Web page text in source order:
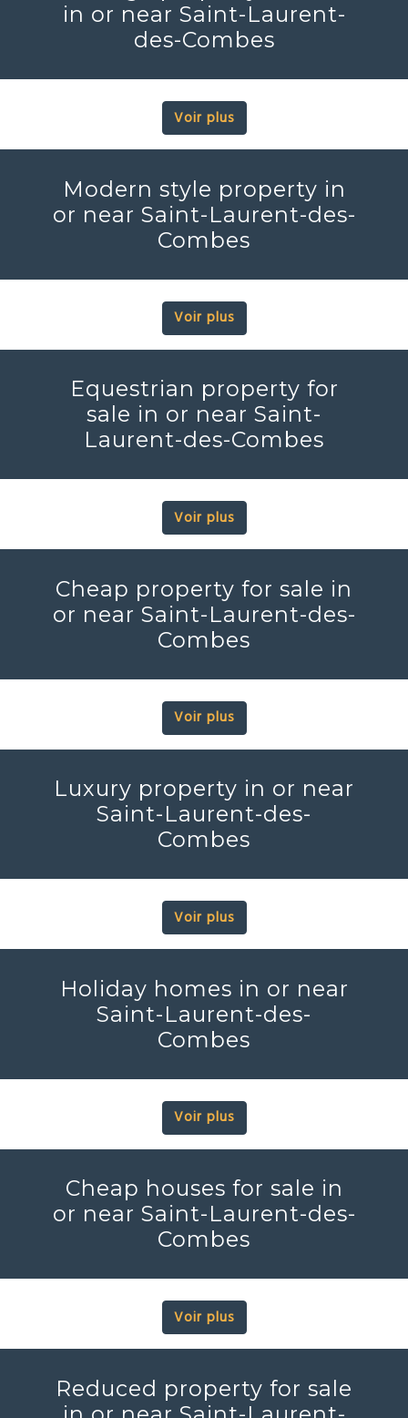
in or near Saint-Laurent-
des-Combes
Voir plus
Modern style property in
or near Saint-Laurent-des-
Combes
Voir plus
Equestrian property for
sale in or near Saint-
Laurent-des-Combes
Voir plus
Cheap property for sale in
or near Saint-Laurent-des-
Combes
Voir plus
Luxury property in or near
Saint-Laurent-des-
Combes
Voir plus
Holiday homes in or near
Saint-Laurent-des-
Combes
Voir plus
Cheap houses for sale in
or near Saint-Laurent-des-
Combes
Voir plus
Reduced property for sale